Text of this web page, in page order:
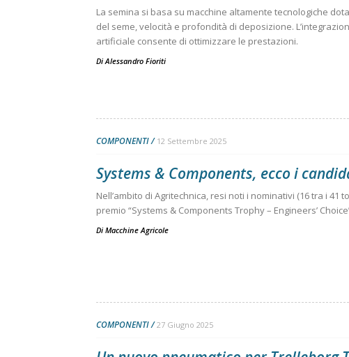
La semina si basa su macchine altamente tecnologiche
del seme, velocità e profondità di deposizione.
artificiale consente di ottimizzare le prestazioni.
DiAlessandro Fioriti
COMPONENTI 12 Settembre 2025
Systems & Components, ecco i
Nell’ambito di Agritechnica, resi noti i nominativi (16 tra i
premio “Systems & Components Trophy – Engineers’
Di Macchine Agricole
COMPONENTI 27 Giugno 2025